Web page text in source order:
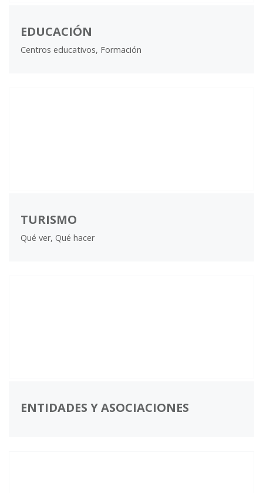
EDUCACIÓN
Centros educativos, Formación
TURISMO
Qué ver, Qué hacer
ENTIDADES Y ASOCIACIONES